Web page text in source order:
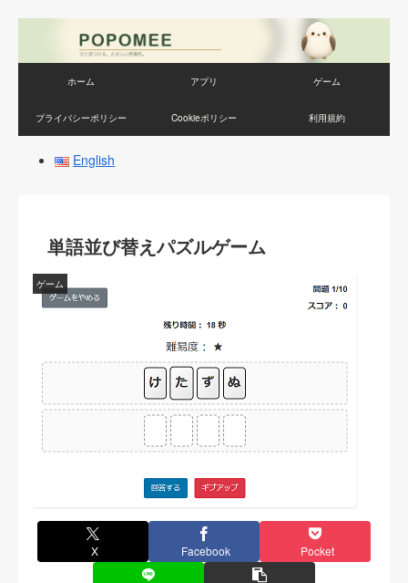
ホーム アプリ ゲーム
プライバシーポリシー Cookieポリシー 利用規約
English
単語並び替えパズルゲーム
ゲーム
X Facebook Pocket